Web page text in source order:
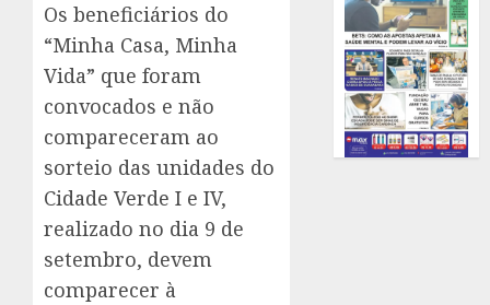
Os beneficiários do
“Minha Casa, Minha
Vida” que foram
convocados e não
compareceram ao
sorteio das unidades do
Cidade Verde I e IV,
realizado no dia 9 de
setembro, devem
comparecer à